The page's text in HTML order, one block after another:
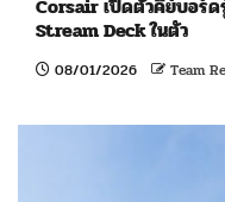
Corsair เปิดตัวคีย์บอร์ด
Stream Deck ในตัว
08/01/2026 Team